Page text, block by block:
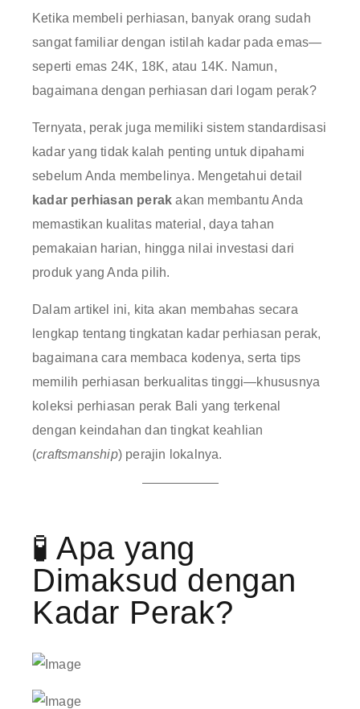
Ketika membeli perhiasan, banyak orang sudah
sangat familiar dengan istilah kadar pada emas—
seperti emas 24K, 18K, atau 14K. Namun,
bagaimana dengan perhiasan dari logam perak?
Ternyata, perak juga memiliki sistem standardisasi
kadar yang tidak kalah penting untuk dipahami
sebelum Anda membelinya. Mengetahui detail
kadar perhiasan perak akan membantu Anda
memastikan kualitas material, daya tahan
pemakaian harian, hingga nilai investasi dari
produk yang Anda pilih.
Dalam artikel ini, kita akan membahas secara
lengkap tentang tingkatan kadar perhiasan perak,
bagaimana cara membaca kodenya, serta tips
memilih perhiasan berkualitas tinggi—khususnya
koleksi perhiasan perak Bali yang terkenal
dengan keindahan dan tingkat keahlian
(craftsmanship) perajin lokalnya.
🧪 Apa yang
Dimaksud dengan
Kadar Perak?